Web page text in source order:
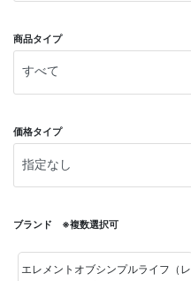
商品タイプ
価格タイプ
ブランド ※複数選択可
エレメントオブシンプルライフ（レ